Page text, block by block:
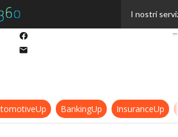
I nostri
BankingUp InsuranceUp